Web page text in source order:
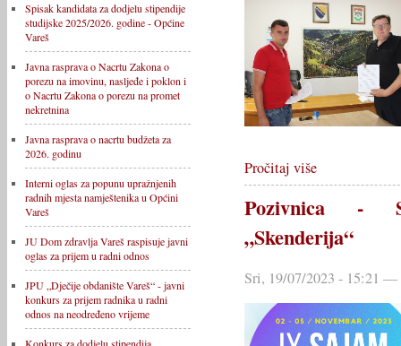
Spisak kandidata za dodjelu stipendije
studijske 2025/2026. godine - Općine
Vareš
Javna rasprava o Nacrtu Zakona o
porezu na imovinu, nasljeđe i poklon i
o Nacrtu Zakona o porezu na promet
nekretnina
Javna rasprava o nacrtu budžeta za
2026. godinu
Interni oglas za popunu upražnjenih
radnih mjesta namještenika u Općini
Vareš
JU Dom zdravlja Vareš raspisuje javni
oglas za prijem u radni odnos
JPU „Dječije obdanište Vareš“ - javni
konkurs za prijem radnika u radni
odnos na neodređeno vrijeme
Pročitaj više
Pozivnica -
„Skenderija“
Sri, 19/07/2023 - 15:21